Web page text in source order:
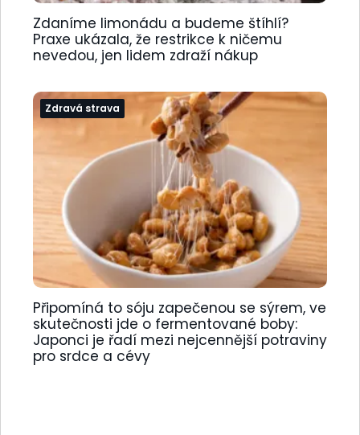
Zdaníme limonádu a budeme štíhlí?
Praxe ukázala, že restrikce k ničemu
nevedou, jen lidem zdraží nákup
Zdravá strava
Připomíná to sóju zapečenou se sýrem, ve
skutečnosti jde o fermentované boby:
Japonci je řadí mezi nejcennější potraviny
pro srdce a cévy